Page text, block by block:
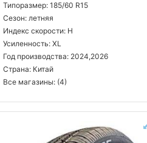
Типоразмер: 185/60 R15
Сезон: летняя
Индекс скорости: H
Усиленность: XL
Год производства: 2024,2026
Страна: Китай
Все магазины: (4)